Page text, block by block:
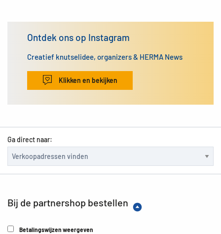
Ontdek ons op Instagram
Creatief knutselidee, organizers & HERMA News
Klikken en bekijken
Ga direct naar:
Bij de partnershop bestellen
Betalingswijzen weergeven